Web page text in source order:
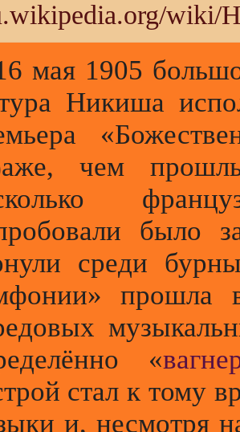
мая 1905
Никиша
аже, чем
было
среди
прошла
«
стал к тому
и, несмотря